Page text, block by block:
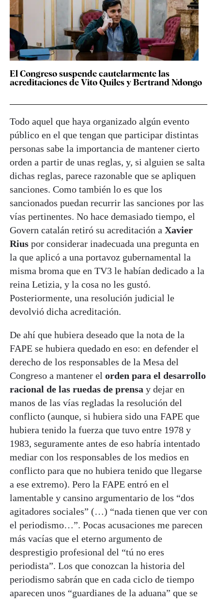
El Congreso suspende cautelarmente las
acreditaciones de Vito Quiles y Bertrand Ndongo
Todo aquel que haya organizado algún evento
público en el que tengan que participar distintas
personas sabe la importancia de mantener cierto
orden a partir de unas reglas, y, si alguien se salta
dichas reglas, parece razonable que se apliquen
sanciones. Como también lo es que los
sancionados puedan recurrir las sanciones por las
vías pertinentes. No hace demasiado tiempo, el
Govern catalán retiró su acreditación a Xavier
Rius por considerar inadecuada una pregunta en
la que aplicó a una portavoz gubernamental la
misma broma que en TV3 le habían dedicado a la
reina Letizia, y la cosa no les gustó.
Posteriormente, una resolución judicial le
devolvió dicha acreditación.
De ahí que hubiera deseado que la nota de la
FAPE se hubiera quedado en eso: en defender el
derecho de los responsables de la Mesa del
Congreso a mantener el orden para el desarrollo
racional de las ruedas de prensa y dejar en
manos de las vías regladas la resolución del
conflicto (aunque, si hubiera sido una FAPE que
hubiera tenido la fuerza que tuvo entre 1978 y
1983, seguramente antes de eso habría intentado
mediar con los responsables de los medios en
conflicto para que no hubiera tenido que llegarse
a ese extremo). Pero la FAPE entró en el
lamentable y cansino argumentario de los “dos
agitadores sociales” (…) “nada tienen que ver con
el periodismo…”. Pocas acusaciones me parecen
más vacías que el eterno argumento de
desprestigio profesional del “tú no eres
periodista”. Los que conozcan la historia del
periodismo sabrán que en cada ciclo de tiempo
aparecen unos “guardianes de la aduana” que se